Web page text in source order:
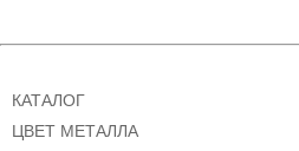
КАТАЛОГ
ЦВЕТ МЕТАЛЛА